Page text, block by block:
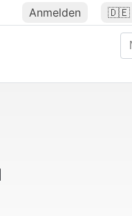
Anmelden 🇩🇪